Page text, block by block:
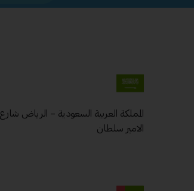
المملكة العربية السعودية – الرياض شارع
الامير سلطان